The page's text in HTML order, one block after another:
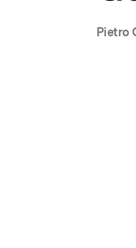
Pietro